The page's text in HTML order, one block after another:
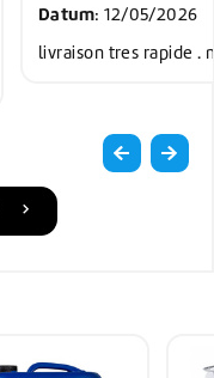
Datum: 12/05/2026
livraison tres rapide .